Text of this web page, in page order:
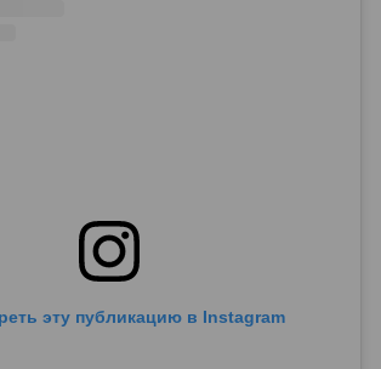
эту публикацию в Instagram